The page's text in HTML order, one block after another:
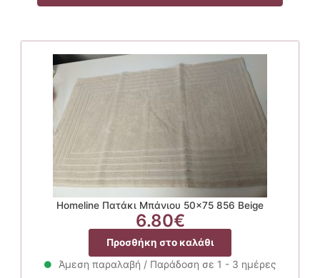
Homeline Πατάκι Μπάνιου 50×75 856 Beige
6.80€
Προσθήκη στο καλάθι
Άμεση παραλαβή / Παράδοση σε 1 - 3 ημέρες